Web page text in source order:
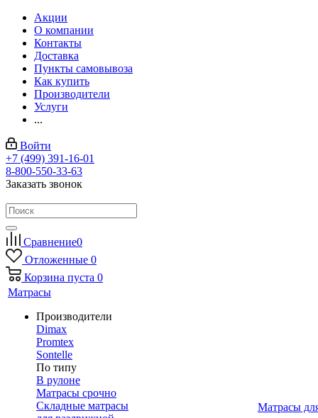
Акции
О компании
Контакты
Доставка
Пункты самовывоза
Как купить
Производители
Услуги
...
Войти
+7 (499) 391-16-01
8-800-550-33-63
Заказать звонок
Сравнение0
Отложенные 0
Корзина пуста 0
Матрасы
Производители
Dimax
Promtex
Sontelle
По типу
В рулоне
Матрасы срочно
Складные матрасы
Матрасы